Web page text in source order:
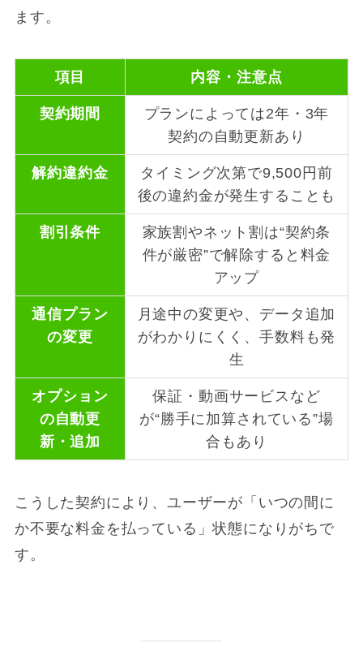
ます。
項目 内容・注意点
契約期間
プランによっては2年・3年
契約の自動更新あり
解約違約金
タイミング次第で9,500円前
後の違約金が発生することも
割引条件
家族割やネット割は“契約条
件が厳密”で解除すると料金
アップ
通信プラン
の変更
月途中の変更や、データ追加
がわかりにくく、手数料も発
生
オプション
の自動更
新・追加
保証・動画サービスなど
が“勝手に加算されている”場
合もあり
こうした契約により、ユーザーが「いつの間に
か不要な料金を払っている」状態になりがちで
す。